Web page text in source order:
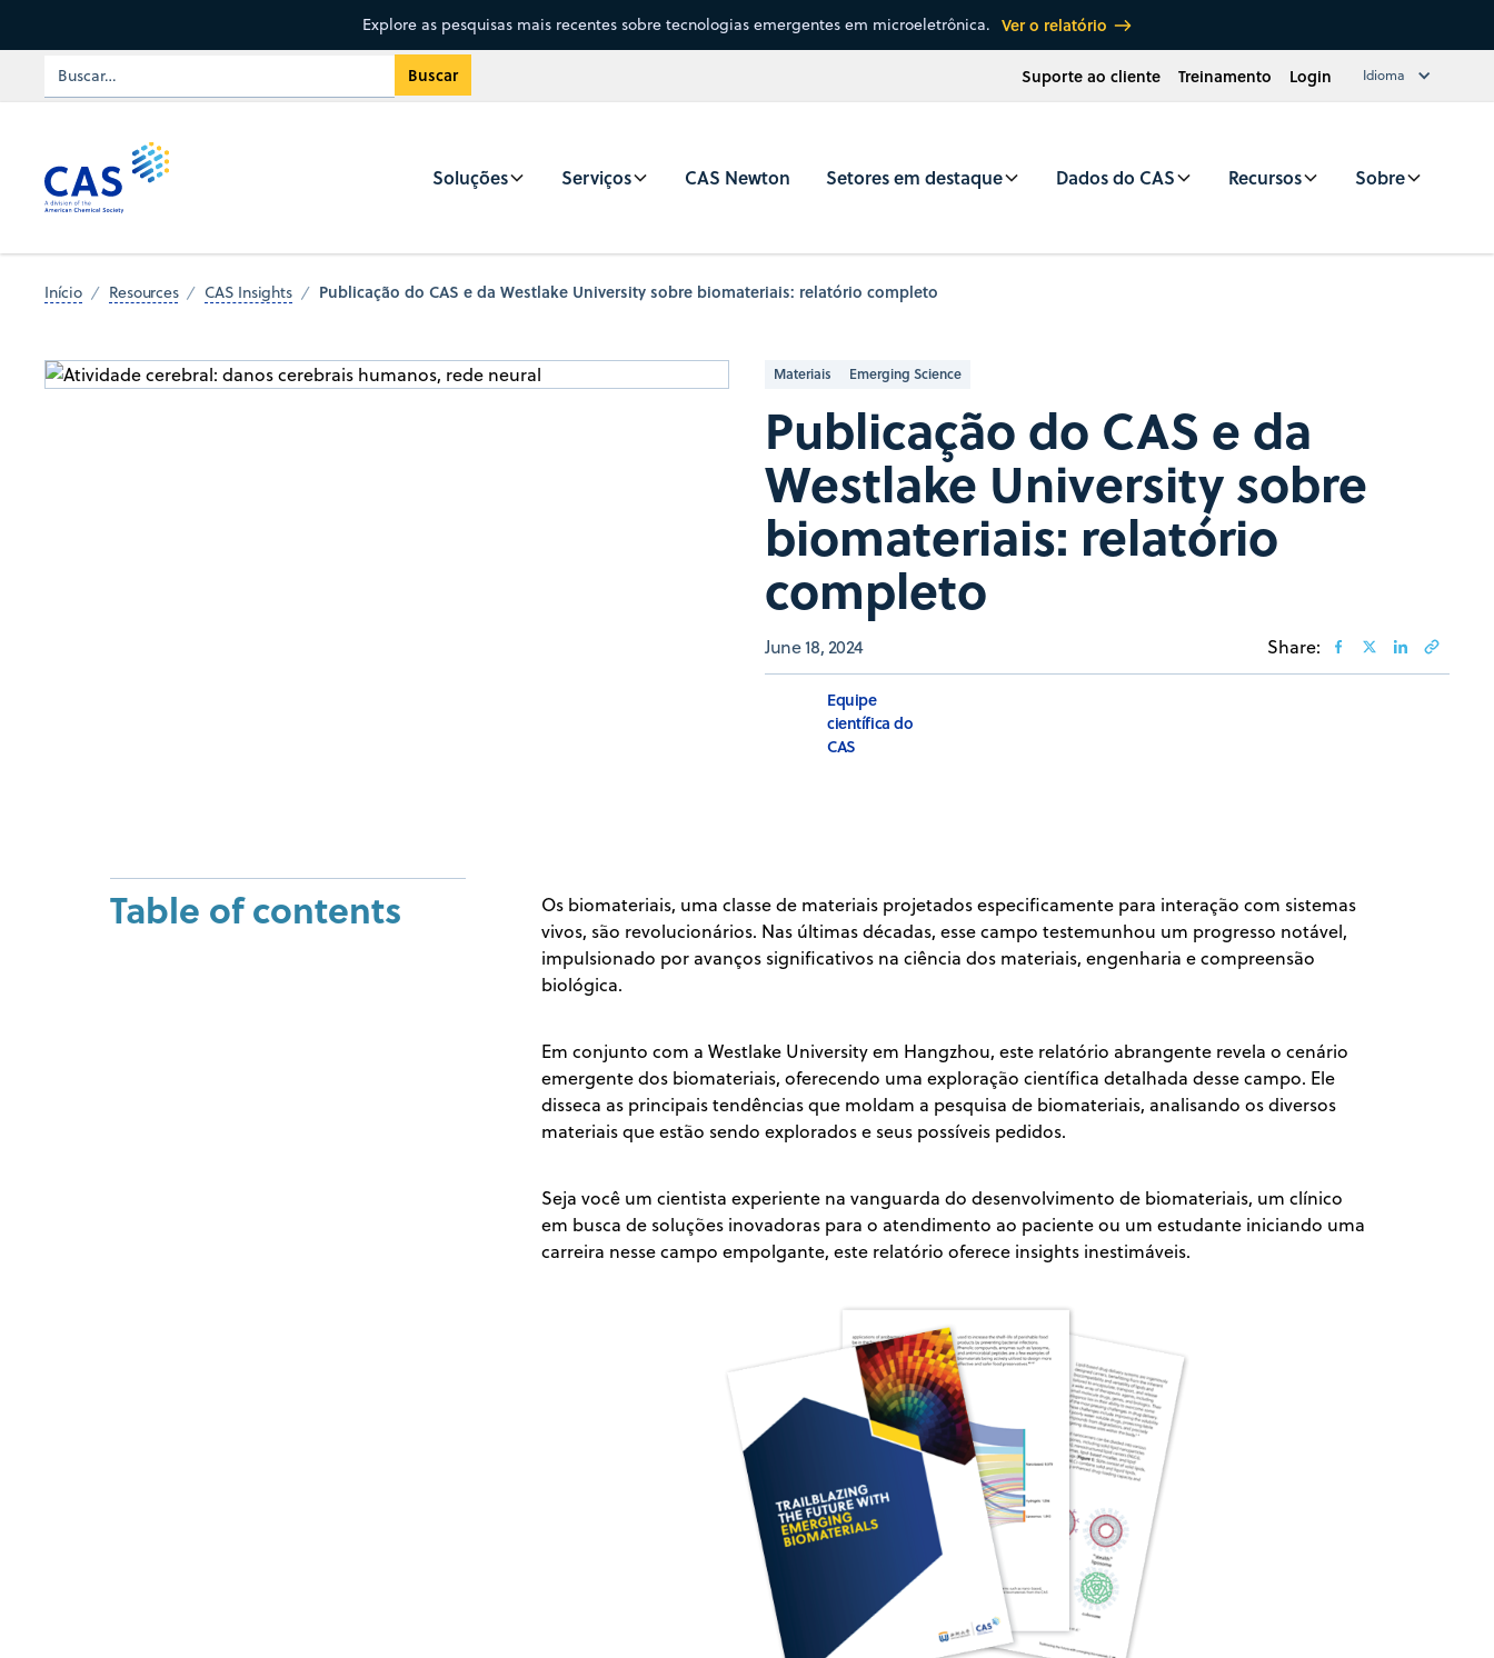
Explore as pesquisas mais recentes sobre tecnologias emergentes em microeletrônica. Ver o relatório
Suporte ao cliente Treinamento Login Idioma
Soluções Serviços CAS Newton Setores em destaque Dados do CAS Recursos Sobre
Início Resources CAS Insights Publicação do CAS e da Westlake University sobre biomateriais: relatório completo
Materiais Emerging Science
Publicação do CAS e da
Westlake University sobre
biomateriais: relatório
completo
June 18, 2024 Share:
Equipe
científica do
CAS
Table of contents
Os biomateriais, uma classe de materiais projetados especificamente para interação com sistemas
vivos, são revolucionários. Nas últimas décadas, esse campo testemunhou um progresso notável,
impulsionado por avanços significativos na ciência dos materiais, engenharia e compreensão
biológica.
Em conjunto com a Westlake University em Hangzhou, este relatório abrangente revela o cenário
emergente dos biomateriais, oferecendo uma exploração científica detalhada desse campo. Ele
disseca as principais tendências que moldam a pesquisa de biomateriais, analisando os diversos
materiais que estão sendo explorados e seus possíveis pedidos.
Seja você um cientista experiente na vanguarda do desenvolvimento de biomateriais, um clínico
em busca de soluções inovadoras para o atendimento ao paciente ou um estudante iniciando uma
carreira nesse campo empolgante, este relatório oferece insights inestimáveis.